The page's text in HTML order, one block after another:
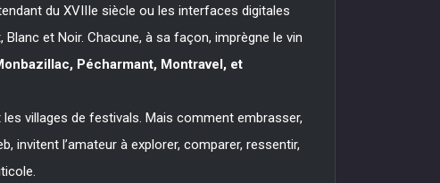
du XVIIIe siècle ou les interfaces digitales
et Noir. Chacune, à sa façon, imprègne le vin
Pécharmant, Montravel, et
villages de festivals. Mais comment embrasser,
invitent l’amateur à explorer, comparer, ressentir,